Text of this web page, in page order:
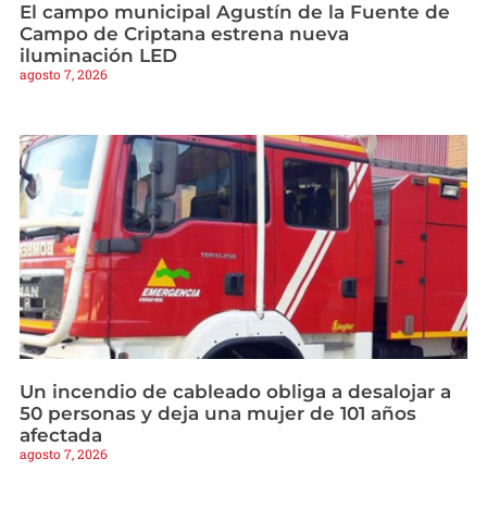
El campo municipal Agustín de la Fuente de
Campo de Criptana estrena nueva
iluminación LED
agosto 7, 2026
Un incendio de cableado obliga a desalojar a
50 personas y deja una mujer de 101 años
afectada
agosto 7, 2026